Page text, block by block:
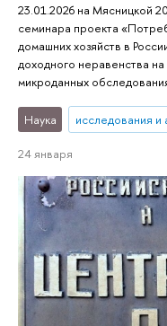
23.01.2026 на Мясницкой
семинара проекта
домашних хозяйств в
доходного неравенства
микроданных
Наука исследования и
24 января